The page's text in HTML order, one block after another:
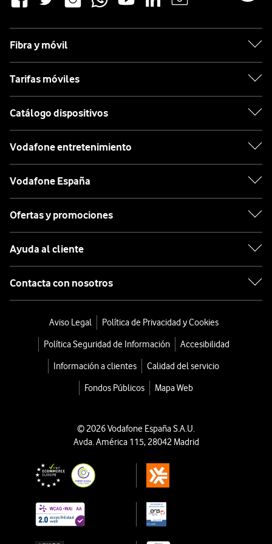
Fibra y móvil
Tarifas móviles
Catálogo dispositivos
Vodafone entretenimiento
Vodafone España
Ofertas y promociones
Ayuda al cliente
Contacta con nosotros
Aviso Legal
Política de Privacidad y Cookies
Política Seguridad de Información
Accesibilidad
Información a clientes
Calidad del servicio
Fondos Públicos
Mapa Web
© 2026 Vodafone España S.A.U.
Avda. América 115, 28042 Madrid